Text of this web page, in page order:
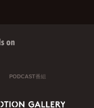
on
PODCAST番組